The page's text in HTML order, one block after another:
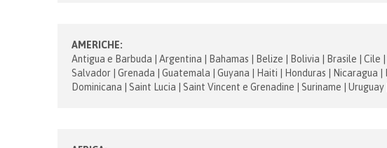
AMERICHE:
Antigua e Barbuda | Argentina | Bahamas | Belize | Bolivia | Brasile | Cile
Salvador | Grenada | Guatemala | Guyana | Haiti | Honduras | Nicaragua
Dominicana | Saint Lucia | Saint Vincent e Grenadine | Suriname |